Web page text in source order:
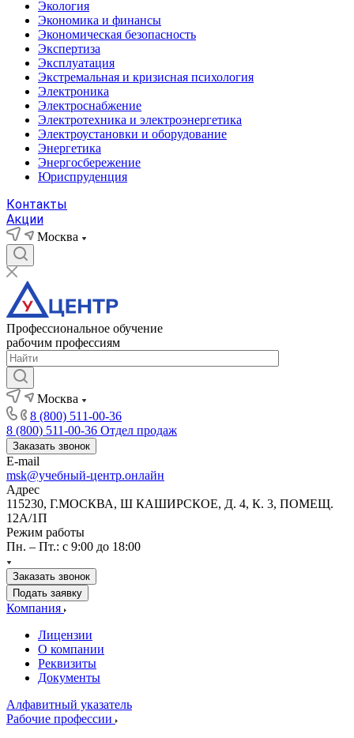
Экология
Экономика и финансы
Экономическая безопасность
Экспертиза
Эксплуатация
Экстремальная и кризисная психология
Электроника
Электроснабжение
Электротехника и электроэнергетика
Электроустановки и оборудование
Энергетика
Энергосбережение
Юриспруденция
Контакты
Акции
Москва
Профессиональное обучение
рабочим профессиям
Москва
8 (800) 511-00-36
8 (800) 511-00-36 Отдел продаж
Заказать звонок
E-mail
msk@учебный-центр.онлайн
Адрес
115230, Г.МОСКВА, Ш КАШИРСКОЕ, Д. 4, К. 3, ПОМЕЩ.
12А/1П
Режим работы
Пн. – Пт.: с 9:00 до 18:00
Заказать звонок
Подать заявку
Компания
Лицензии
О компании
Реквизиты
Документы
Алфавитный указатель
Рабочие профессии